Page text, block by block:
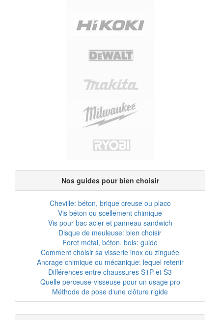
Nos guides pour bien choisir
Cheville: béton, brique creuse ou placo
Vis béton ou scellement chimique
Vis pour bac acier et panneau sandwich
Disque de meuleuse: bien choisir
Foret métal, béton, bois: guide
Comment choisir sa visserie inox ou zinguée
Ancrage chimique ou mécanique: lequel retenir
Différences entre chaussures S1P et S3
Quelle perceuse-visseuse pour un usage pro
Méthode de pose d'une clôture rigide